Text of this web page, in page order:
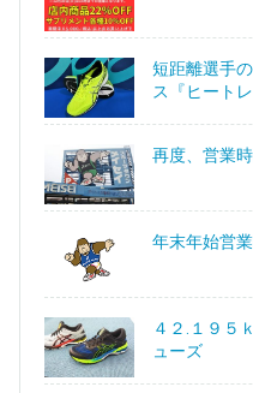
短距離選手
ス『ヒートレ
再度、営業
年末年始営
４２.１９５
ューズ